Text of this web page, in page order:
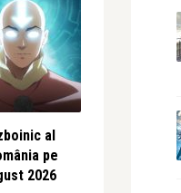
al
pe
2026